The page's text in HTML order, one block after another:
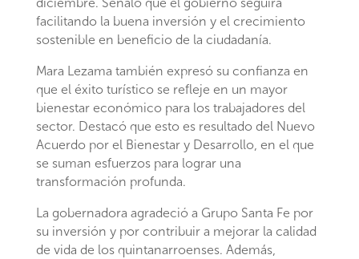
diciembre. Señaló que el gobierno seguirá
facilitando la buena inversión y el crecimiento
sostenible en beneficio de la ciudadanía.
Mara Lezama también expresó su confianza en
que el éxito turístico se refleje en un mayor
bienestar económico para los trabajadores del
sector. Destacó que esto es resultado del Nuevo
Acuerdo por el Bienestar y Desarrollo, en el que
se suman esfuerzos para lograr una
transformación profunda.
La gobernadora agradeció a Grupo Santa Fe por
su inversión y por contribuir a mejorar la calidad
de vida de los quintanarroenses. Además,